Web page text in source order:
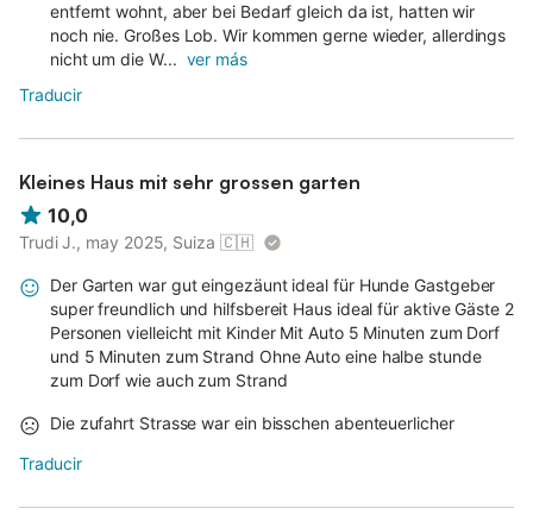
entfernt wohnt, aber bei Bedarf gleich da ist, hatten wir
noch nie. Großes Lob. Wir kommen gerne wieder, allerdings
nicht um die W... ver más
Traducir
Kleines Haus mit sehr grossen garten
10,0
Trudi J., may 2025, Suiza 🇨🇭
Der Garten war gut eingezäunt ideal für Hunde Gastgeber
super freundlich und hilfsbereit Haus ideal für aktive Gäste 2
Personen vielleicht mit Kinder Mit Auto 5 Minuten zum Dorf
und 5 Minuten zum Strand Ohne Auto eine halbe stunde
zum Dorf wie auch zum Strand
Die zufahrt Strasse war ein bisschen abenteuerlicher
Traducir